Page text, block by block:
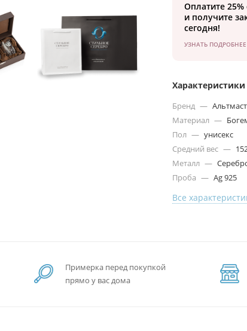
Оплатите
и получите
сегодня!
УЗНАТЬ ПОДРОБНЕЕ
Характеристики
Бренд —
Материал —
Пол — унисекс
Средний вес —
Металл —
Проба — Ag 925
Все
Примерка перед покупкой
прямо у вас дома